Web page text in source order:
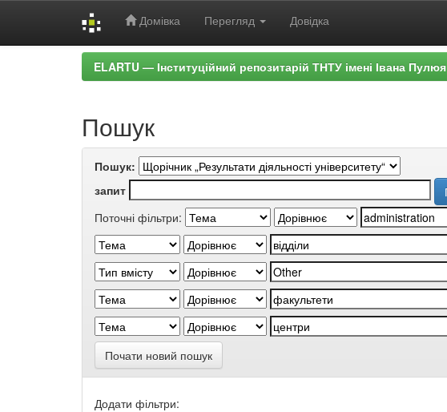
Домівка Перегляд Довідка
ELARTU — Інституційний репозитарій ТНТУ імені Івана Пулюя
Пошук
Пошук:
запит
Поточні фільтри:
Почати новий пошук
Додати фільтри: